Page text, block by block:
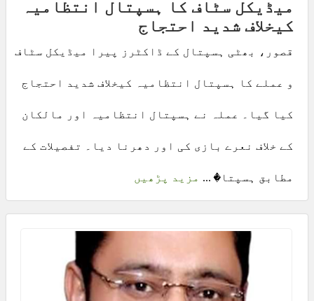
میڈیکل سٹاف کا ہسپتال انتظامیہ
کیخلاف شدید احتجاج
قصور، بھٹی ہسپتال کے ڈاکٹرز پیرا میڈیکل سٹاف
و عملے کا ہسپتال انتظامیہ کیخلاف شدید احتجاج
کیا گیا۔ عملہ نے ہسپتال انتظامیہ اور مالکان
کے خلاف نعرے بازی کی اور دھرنا دیا۔ تفصیلات کے
مطابق ہسپتا� ... مزید پڑھیں